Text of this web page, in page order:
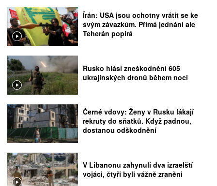
Írán: USA jsou ochotny vrátit se ke
svým závazkům. Přímá jednání ale
Teherán popírá
Rusko hlásí zneškodnění 605
ukrajinských dronů během noci
Černé vdovy: Ženy v Rusku lákají
rekruty do sňatků. Když padnou,
dostanou odškodnění
V Libanonu zahynuli dva izraelští
vojáci, čtyři byli vážně zraněni